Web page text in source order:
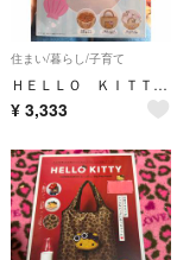
住まい/暮らし/子育て
ＨＥＬＬＯ ＫＩＴＴＹかごバッグＢＯＯＫ ｓｕｍｍｅｒ ｓｈｅｌｌ ｖｅｒ．
¥ 3,333